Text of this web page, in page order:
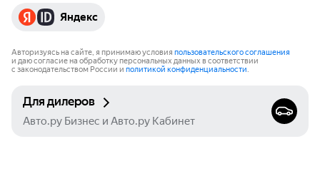
Яндекс
Авторизуясь на сайте, я принимаю условия пользовательского соглашения
и даю согласие на обработку персональных данных в соответствии
с законодательством России и политикой конфиденциальности.
Для дилеров
Авто.ру Бизнес и Авто.ру Кабинет